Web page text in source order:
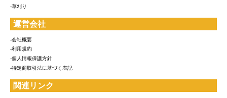
-草刈り
運営会社
-会社概要
-利用規約
-個人情報保護方針
-特定商取引法に基づく表記
関連リンク